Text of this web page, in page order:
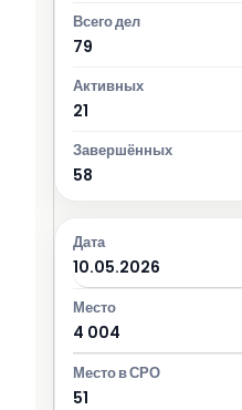
79
21
58
10.05.2026
4 004
51